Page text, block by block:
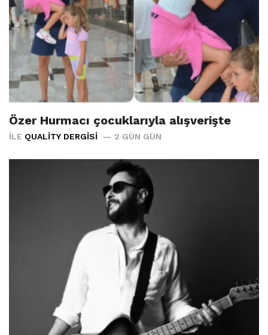
Özer Hurmacı çocuklarıyla alışverişte
İLE QUALITY DERGISI 2 GÜN GÜN